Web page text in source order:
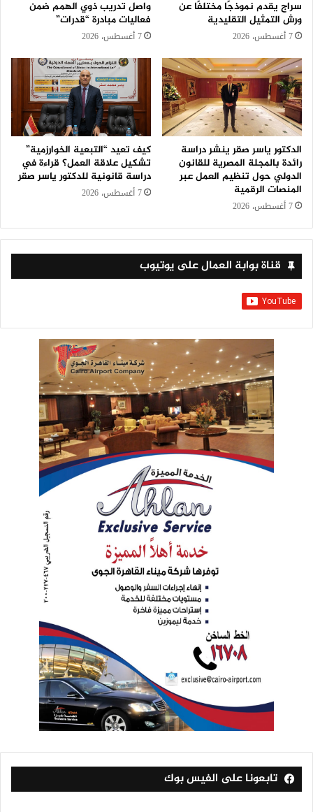
سراج يقدم نموذجًا مختلفًا عن
ورش التمثيل التقليدية
7 أغسطس، 2026
واصل تدريب ذوي الهمم ضمن
فعاليات مبادرة “قدرات”
7 أغسطس، 2026
الدكتور ياسر صقر ينشر دراسة
رائدة بالمجلة المصرية للقانون
الدولي حول تنظيم العمل عبر
المنصات الرقمية
7 أغسطس، 2026
كيف تعيد “التبعية الخوارزمية”
تشكيل علاقة العمل؟ قراءة في
دراسة قانونية للدكتور ياسر صقر
7 أغسطس، 2026
قناة بوابة العمال على يوتيوب
تابعونا على الفيس بوك